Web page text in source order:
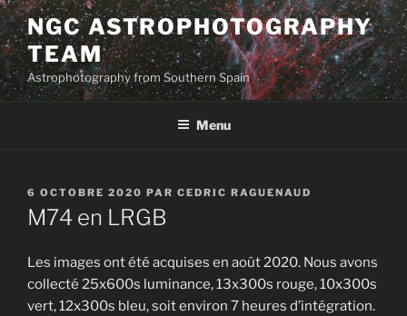
Aller
au
contenu
principal
NGC ASTROPHOTOGRAPHY
TEAM
Astrophotography from Southern Spain
Menu
PUBLIÉ
LE
6 OCTOBRE 2020 PAR CEDRIC RAGUENAUD
M74 en LRGB
Les images ont été acquises en août 2020. Nous avons
collecté 25x600s luminance, 13x300s rouge, 10x300s
vert, 12x300s bleu, soit environ 7 heures d’intégration.